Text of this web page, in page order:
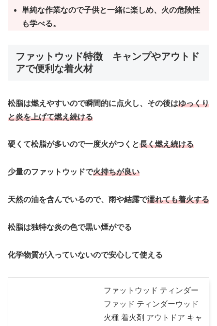
単純な作業なので子供と一緒に楽しめ、火の危険性
も学べる。
ファットウッド特徴 キャンプやアウトド
アで便利な着火材
松脂は燃えやすいので瞬間的に点火し、その後はゆっくり
と炎を上げて燃え続ける
硬くて松脂が多いので一度火がつくと長く燃え続ける
少量のファットウッドで火持ちが良い
天然の油を含んでいるので、雨や結露で濡れても着火する
松脂は独特な炎の色で黒い煙がでる
化学物質が入っていないので安心して使える
ファットウッド ティンダー
ファッド ティンダーウッド
火種 着火剤 アウトドア キャ